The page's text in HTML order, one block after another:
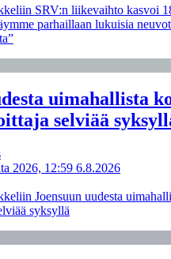
SRV:n liikevaihto kasvoi
parhaillaan lukuisia
uimahallista
selviää
2026, 12:59 6.8.2026
Joensuun uudesta
syksyllä